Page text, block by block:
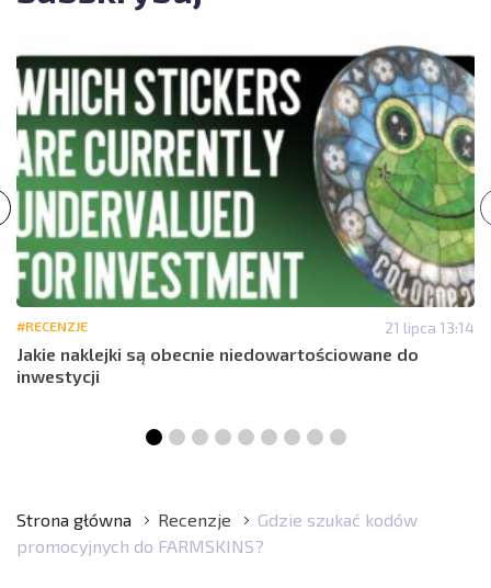
#RECENZJE 21 lipca 13:14
Jakie naklejki są obecnie niedowartościowane do
inwestycji
Strona główna Recenzje
Gdzie szukać kodów
promocyjnych do FARMSKINS?